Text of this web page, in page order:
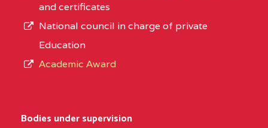
and certificates
National council in charge of private
Education
Academic Award
Bodies under supervision